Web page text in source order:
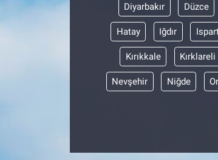
Diyarbakır Düzce
Hatay Iğdır
Kırıkkale Kırklareli
Nevşehir Niğde